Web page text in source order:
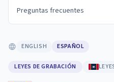
Preguntas frecuentes
ENGLISH ESPAÑOL
LEYES DE GRABACIÓN